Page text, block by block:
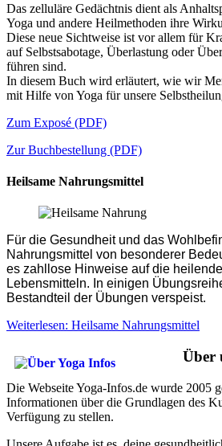
Das zelluläre Gedächtnis dient als
Yoga und andere Heilmethoden ihre
Diese neue Sichtweise ist vor allem für
auf Selbstsabotage, Überlastung oder
führen sind.
In diesem Buch wird erläutert, wie wir
mit Hilfe von Yoga für unsere
Zum Exposé (PDF)
Zur Buchbestellung (PDF)
Heilsame Nahrungsmittel
Für die Gesundheit und das
Nahrungsmittel von besonderer
es zahllose Hinweise auf die
Lebensmitteln. In einigen
Bestandteil der Übungen verspeist.
Weiterlesen: Heilsame Nahrungsmittel
Über
Die Webseite Yoga-Infos.de wurde 2005
Informationen über die Grundlagen des
Verfügung zu stellen.